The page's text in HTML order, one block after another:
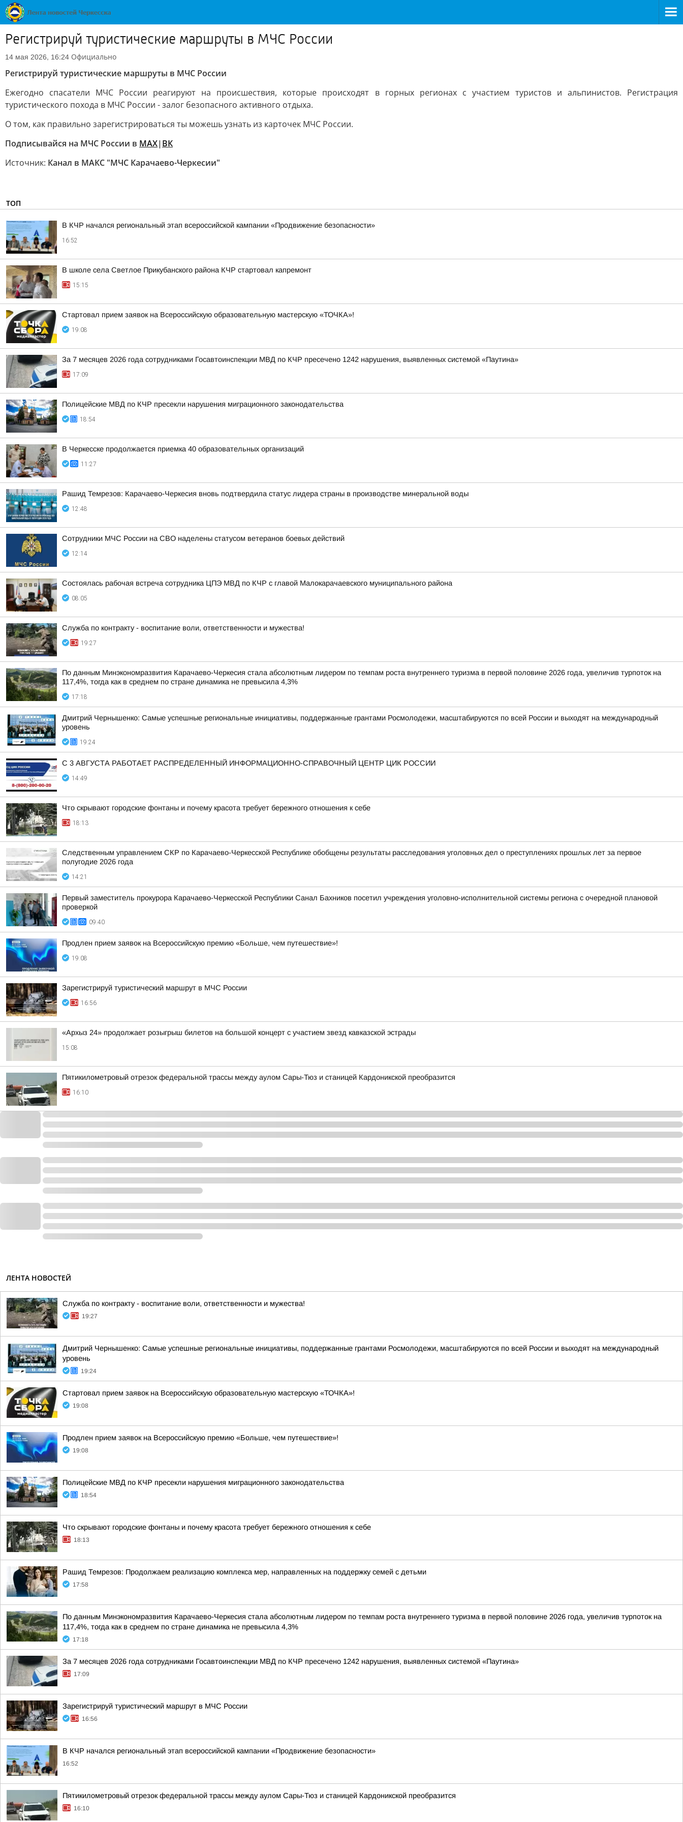
Регистрируй туристические маршруты в МЧС России
14 мая 2026, 16:24 Официально
Регистрируй туристические маршруты в МЧС России
Ежегодно спасатели МЧС России реагируют на происшествия, которые происходят в горных регионах с участием туристов и альпинистов. Регистрация
туристического похода в МЧС России - залог безопасного активного отдыха.
О том, как правильно зарегистрироваться ты можешь узнать из карточек МЧС России.
Подписывайся на МЧС России в MAX| ВК
Источник: Канал в МАКС "МЧС Карачаево-Черкесии"
ТОП
В КЧР начался региональный этап всероссийской кампании «Продвижение безопасности»
16:52
В школе села Светлое Прикубанского района КЧР стартовал капремонт
15:15
Стартовал прием заявок на Всероссийскую образовательную мастерскую «ТОЧКА»!
19:08
За 7 месяцев 2026 года сотрудниками Госавтоинспекции МВД по КЧР пресечено 1242 нарушения, выявленных системой «Паутина»
17:09
Полицейские МВД по КЧР пресекли нарушения миграционного законодательства
18:54
В Черкесске продолжается приемка 40 образовательных организаций
11:27
Рашид Темрезов: Карачаево-Черкесия вновь подтвердила статус лидера страны в производстве минеральной воды
12:48
Сотрудники МЧС России на СВО наделены статусом ветеранов боевых действий
12:14
Состоялась рабочая встреча сотрудника ЦПЭ МВД по КЧР с главой Малокарачаевского муниципального района
08:05
Служба по контракту - воспитание воли, ответственности и мужества!
19:27
По данным Минэкономразвития Карачаево-Черкесия стала абсолютным лидером по темпам роста внутреннего туризма в первой половине 2026 года, увеличив турпоток на
117,4%, тогда как в среднем по стране динамика не превысила 4,3%
17:18
Дмитрий Чернышенко: Самые успешные региональные инициативы, поддержанные грантами Росмолодежи, масштабируются по всей России и выходят на международный
уровень
19:24
С 3 АВГУСТА РАБОТАЕТ РАСПРЕДЕЛЕННЫЙ ИНФОРМАЦИОННО-СПРАВОЧНЫЙ ЦЕНТР ЦИК РОССИИ
14:49
Что скрывают городские фонтаны и почему красота требует бережного отношения к себе
18:13
Следственным управлением СКР по Карачаево-Черкесской Республике обобщены результаты расследования уголовных дел о преступлениях прошлых лет за первое
полугодие 2026 года
14:21
Первый заместитель прокурора Карачаево-Черкесской Республики Санал Бахников посетил учреждения уголовно-исполнительной системы региона с очередной плановой
проверкой
09:40
Продлен прием заявок на Всероссийскую премию «Больше, чем путешествие»!
19:08
Зарегистрируй туристический маршрут в МЧС России
16:56
«Архыз 24» продолжает розыгрыш билетов на большой концерт с участием звезд кавказской эстрады
15:08
Пятикилометровый отрезок федеральной трассы между аулом Сары-Тюз и станицей Кардоникской преобразится
16:10
ЛЕНТА НОВОСТЕЙ
Служба по контракту - воспитание воли, ответственности и мужества!
19:27
Дмитрий Чернышенко: Самые успешные региональные инициативы, поддержанные грантами Росмолодежи, масштабируются по всей России и выходят на международный
уровень
19:24
Стартовал прием заявок на Всероссийскую образовательную мастерскую «ТОЧКА»!
19:08
Продлен прием заявок на Всероссийскую премию «Больше, чем путешествие»!
19:08
Полицейские МВД по КЧР пресекли нарушения миграционного законодательства
18:54
Что скрывают городские фонтаны и почему красота требует бережного отношения к себе
18:13
Рашид Темрезов: Продолжаем реализацию комплекса мер, направленных на поддержку семей с детьми
17:58
По данным Минэкономразвития Карачаево-Черкесия стала абсолютным лидером по темпам роста внутреннего туризма в первой половине 2026 года, увеличив турпоток на
117,4%, тогда как в среднем по стране динамика не превысила 4,3%
17:18
За 7 месяцев 2026 года сотрудниками Госавтоинспекции МВД по КЧР пресечено 1242 нарушения, выявленных системой «Паутина»
17:09
Зарегистрируй туристический маршрут в МЧС России
16:56
В КЧР начался региональный этап всероссийской кампании «Продвижение безопасности»
16:52
Пятикилометровый отрезок федеральной трассы между аулом Сары-Тюз и станицей Кардоникской преобразится
16:10